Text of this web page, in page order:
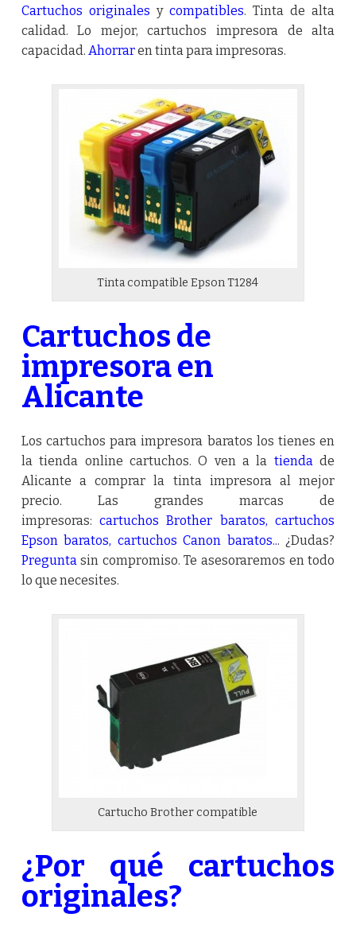
Cartuchos originales y compatibles. Tinta de alta
calidad. Lo mejor, cartuchos impresora de alta
capacidad. Ahorraren tinta para impresoras.
Tinta compatible Epson T1284
Cartuchos de
impresora en
Alicante
Los cartuchos para impresora baratos los tienes en
la tienda online cartuchos. O ven a la tiendade
Alicante a comprar la tinta impresora al mejor
precio. Las grandes marcas de
impresoras:cartuchos Brother baratos,cartuchos
Epson baratos, cartuchos Canon baratos... ¿Dudas?
Preguntasin compromiso. Te asesoraremos en todo
lo que necesites.
Cartucho Brother compatible
¿Por qué cartuchos
originales?